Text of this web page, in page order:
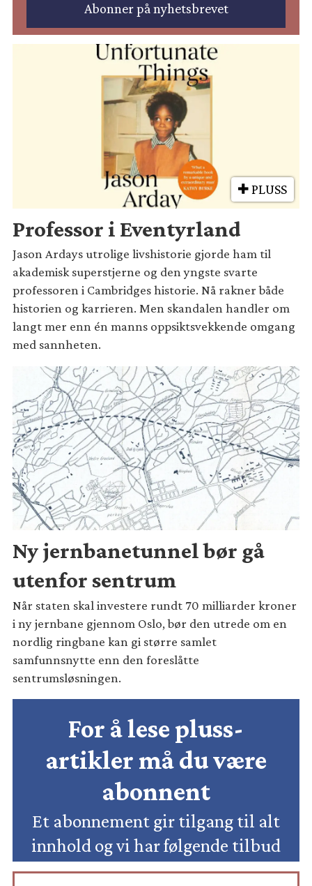
PLUSS
Professor i Eventyrland
Jason Ardays utrolige livshistorie gjorde ham til
akademisk superstjerne og den yngste svarte
professoren i Cambridges historie. Nå rakner både
historien og karrieren. Men skandalen handler om
langt mer enn én manns oppsiktsvekkende omgang
med sannheten.
Ny jernbanetunnel bør gå
utenfor sentrum
Når staten skal investere rundt 70 milliarder kroner
i ny jernbane gjennom Oslo, bør den utrede om en
nordlig ringbane kan gi større samlet
samfunnsnytte enn den foreslåtte
sentrumsløsningen.
For å lese pluss-
artikler må du være
abonnent
Et abonnement gir tilgang til alt
innhold og vi har følgende tilbud